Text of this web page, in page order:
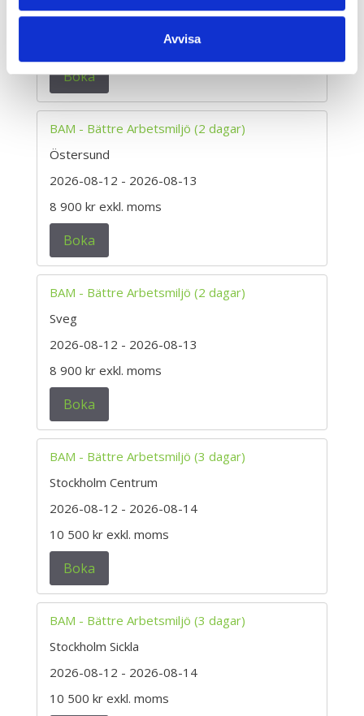
Avvisa
2026-08-12- 2026-08-13
Boka
BAM - Bättre Arbetsmiljö (2 dagar)
Östersund
2026-08-12 - 2026-08-13
8 900 kr exkl. moms
Boka
BAM - Bättre Arbetsmiljö (2 dagar)
Sveg
2026-08-12 - 2026-08-13
8 900 kr exkl. moms
Boka
BAM - Bättre Arbetsmiljö (3 dagar)
Stockholm Centrum
2026-08-12 - 2026-08-14
10 500 kr exkl. moms
Boka
BAM - Bättre Arbetsmiljö (3 dagar)
Stockholm Sickla
2026-08-12 - 2026-08-14
10 500 kr exkl. moms